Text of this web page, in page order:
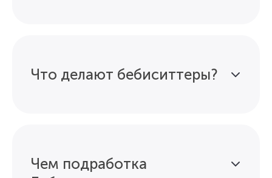
Что делают бебиситтеры?
Чем подработка